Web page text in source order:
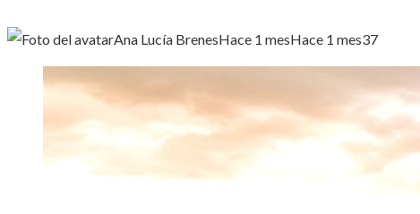
Ana Lucía BrenesHace 1 mesHace 1 mes37